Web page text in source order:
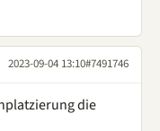
2023-09-04 13:10#7491746
die